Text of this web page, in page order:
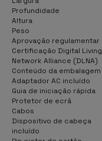
Profundidade
Altura
Peso
Aprovação regulamentar
Certificação Digital Living
Network Alliance (DLNA)
Conteúdo da embalagem
Adaptador AC incluído
Guia de iniciação rápida
Protetor de ecrã
Cabos
Dispositivo de cabeça
incluído